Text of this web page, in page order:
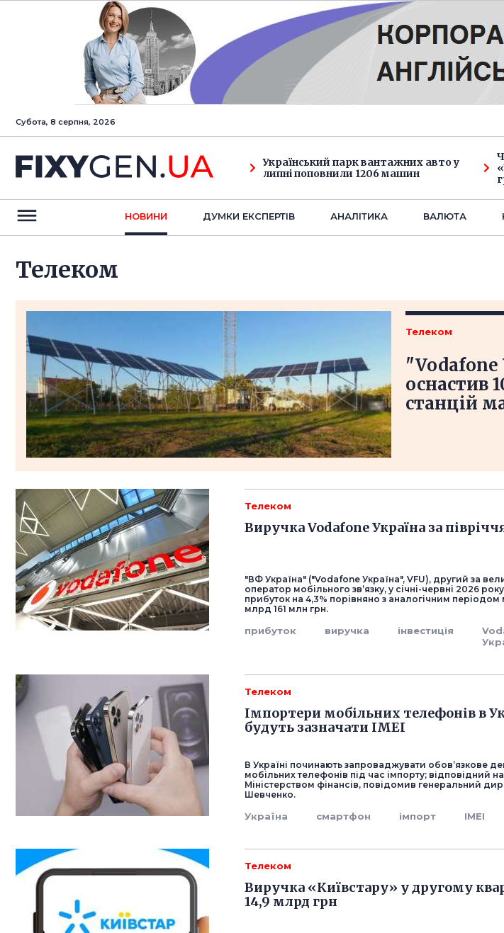
Субота, 8 серпня, 2026
Український парк вантажних авто у
липні поповнили 1206 машин
НОВИНИ ДУМКИ ЕКСПЕРТIВ АНАЛIТИКА ВАЛЮТА
Телеком
Телеком
"Vodafone
оснастив
станцій
Телеком
Виручка Vodafone Україна за
"ВФ Україна" ("Vodafone Україна", VFU), другий за
оператор мобільного зв’язку, у січні-червні 2026
прибуток на 4,3% порівняно з аналогічним
млрд 161 млн грн.
прибуток виручка інвестиція
Телеком
Імпортери мобільних телефонів в
будуть зазначати IMEI
В Україні починають запроваджувати обов’язкове
мобільних телефонів під час імпорту; відповідний
Міністерством фінансів, повідомив генеральний
Шевченко.
Україна смартфон імпорт IMEI
Телеком
Виручка «Київстару» у другому
14,9 млрд грн